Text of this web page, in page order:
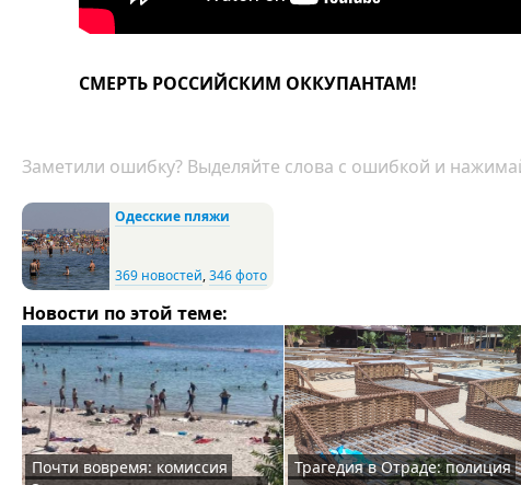
СМЕРТЬ РОССИЙСКИМ ОККУПАНТАМ!
Заметили ошибку? Выделяйте слова с ошибкой и
Одесские пляжи
369 новостей,346 фото
Новости по этой теме:
Почти вовремя: комиссия
Трагедия в Отраде: полиция